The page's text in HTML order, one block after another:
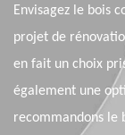
Envisagez le bois
projet de
en fait un choix
également une
recommandons le